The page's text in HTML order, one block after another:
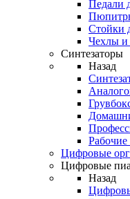
Педали
Стойки
Чехлы и
Синтезаторы
Назад
Рабочие
Цифровые
Цифровые
Назад